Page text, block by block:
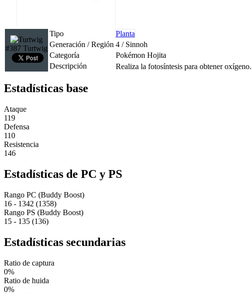
#387 Turtwig
Tipo
Planta
Generación / Región 4 / Sinnoh
Categoría
Pokémon Hojita
Descripción
Realiza la fotosíntesis para obtener
Estadísticas base
Ataque
119
Defensa
110
Resistencia
146
Estadísticas de PC y PS
Rango PC (Buddy Boost)
16 - 1342 (1358)
Rango PS (Buddy Boost)
15 - 135 (136)
Estadísticas secundarias
Ratio de captura
0%
Ratio de huida
0%